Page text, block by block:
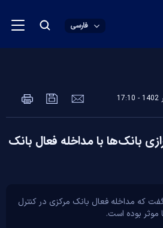
فارسی
بانک‌ها با مداخله فعال بانک
که مداخله فعال بانک مرکزی در کنترل
موثر بوده است.